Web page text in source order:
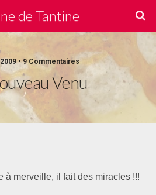
de Tantine
• 9 Commentaires
Venu
à merveille, il fait des miracles !!!